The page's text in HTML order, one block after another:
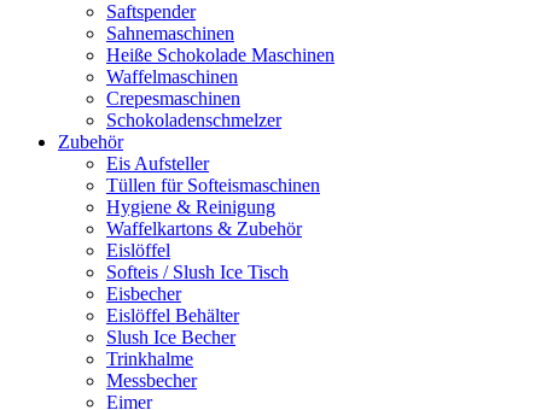
Saftspender
Sahnemaschinen
Heiße Schokolade Maschinen
Waffelmaschinen
Crepesmaschinen
Schokoladenschmelzer
Zubehör
Eis Aufsteller
Tüllen für Softeismaschinen
Hygiene & Reinigung
Waffelkartons & Zubehör
Eislöffel
Softeis / Slush Ice Tisch
Eisbecher
Eislöffel Behälter
Slush Ice Becher
Trinkhalme
Messbecher
Eimer